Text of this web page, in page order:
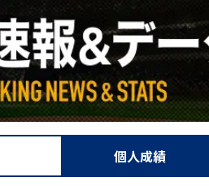
個人成績